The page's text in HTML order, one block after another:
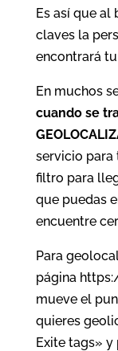
Es así que al
claves la
encontrará
En muchos
cuando se
servicio para
filtro para
que puedas
encuentre
Para
página
mueve el
quieres
Exite tags»